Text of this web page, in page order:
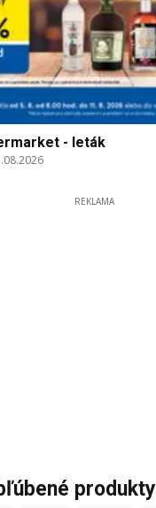
- leták
REKLAMA
produkty